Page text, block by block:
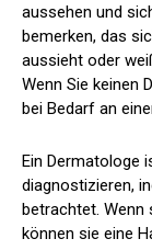
aussehen und
bemerken, das
aussieht oder
Wenn Sie keinen
bei Bedarf an
Ein Dermatologe
diagnostizieren,
betrachtet. Wenn
können sie eine